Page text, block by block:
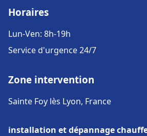
Horaires
Lun-Ven: 8h-19h
Service d'urgence 24/7
Zone intervention
Sainte Foy lès Lyon, France
installation et dépannage